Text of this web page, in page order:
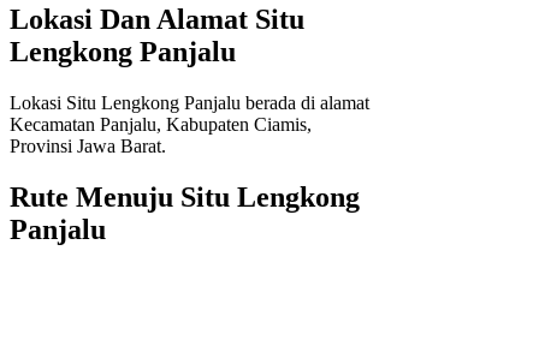
Lokasi Dan Alamat Situ
Lengkong Panjalu
Lokasi Situ Lengkong Panjalu berada di alamat
Kecamatan Panjalu, Kabupaten Ciamis,
Provinsi Jawa Barat.
Rute Menuju Situ Lengkong
Panjalu